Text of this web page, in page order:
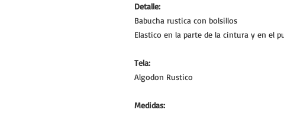
Detalle:
Babucha rustica con bolsillos
Elastico en la parte de la cintura y en el
Tela:
Algodon Rustico
Medidas: